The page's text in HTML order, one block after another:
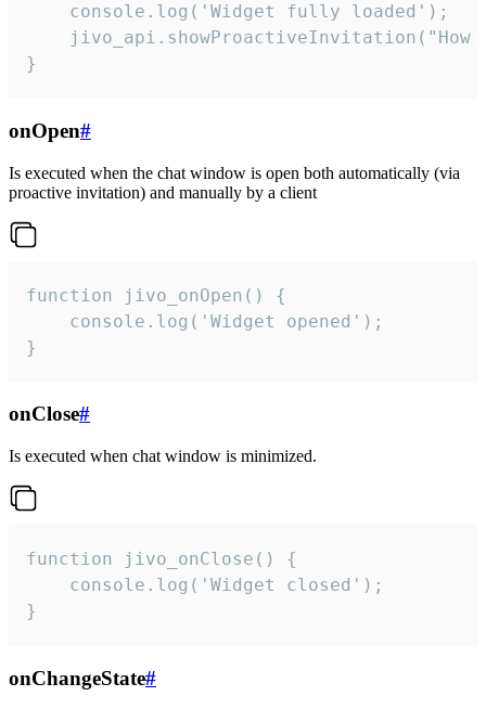
    console.log('Widget fully loaded');
jivo_api.showProactiveInvitation("How
}
onOpen#
Is executed when the chat window is open both automatically (via
proactive invitation) and manually by a client
function jivo_onOpen() {
    console.log('Widget opened');
}
onClose#
Is executed when chat window is minimized.
function jivo_onClose() {
    console.log('Widget closed');
}
onChangeState#